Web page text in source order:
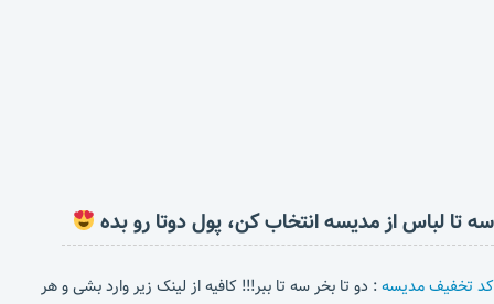
سه تا لباس از مدیسه انتخاب کن، پول دوتا رو بده
کد تخفیف مدیسه: دو تا بخر سه تا ببر!!! کافیه از لینک زیر وارد بشی و هر